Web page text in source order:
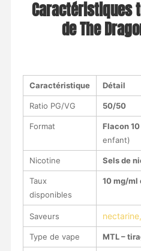
Caractéristiques
de The
Caractéristique Détail
Ratio PG/VG 50/50
Format Flacon
enfant)
Nicotine Sels de
Taux
disponibles
10 mg/ml
Saveurs
Type de vape MTL –